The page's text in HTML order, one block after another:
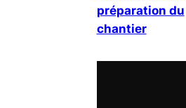
préparation du
chantier